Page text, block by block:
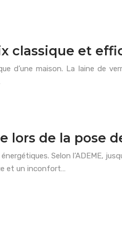
classique et
d’une maison. La laine de
de la pose
Selon l’ADEME,
et un inconfort…